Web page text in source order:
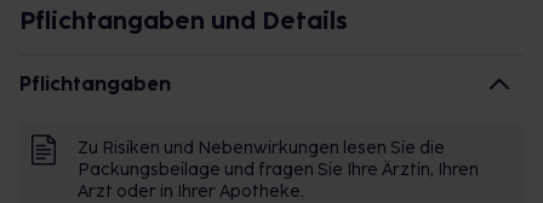
Pflichtangaben und Details
Pflichtangaben
Zu Risiken und Nebenwirkungen lesen Sie die
Packungsbeilage und fragen Sie Ihre Ärztin, Ihren
Arzt oder in Ihrer Apotheke.